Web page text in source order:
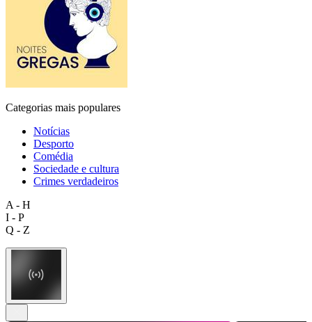
Categorias mais populares
Notícias
Desporto
Comédia
Sociedade e cultura
Crimes verdadeiros
A - H
I - P
Q - Z